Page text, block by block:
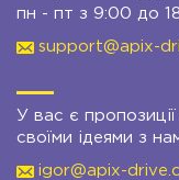
пн - пт з 9:00 до
support@apix-
У вас є
своїми ідеями з
igor@apix-